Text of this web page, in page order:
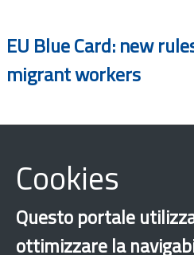
EU Blue Card: new
migrant workers
Cookies
Questo portale
ottimizzare la